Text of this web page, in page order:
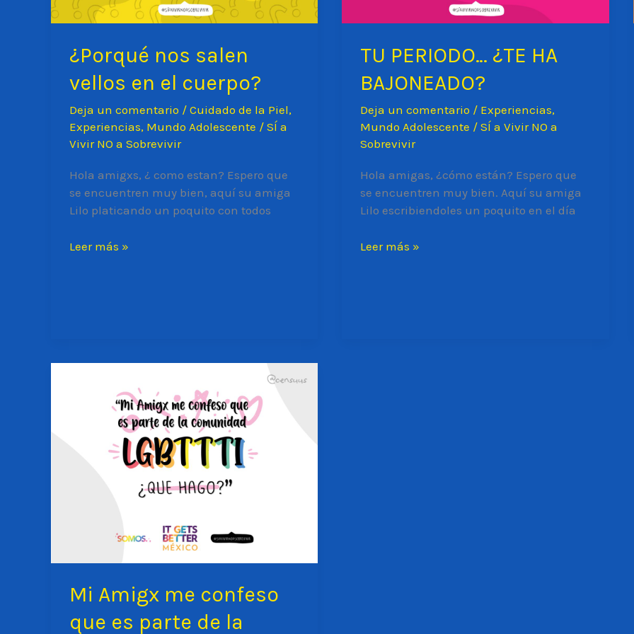
¿Porqué nos salen
vellos en el cuerpo?
Deja un comentario / Cuidado de la Piel,
Experiencias, Mundo Adolescente / SÍ a
Vivir NO a Sobrevivir
Hola amigxs, ¿ como estan? Espero que
se encuentren muy bien, aquí su amiga
Lilo platicando un poquito con todos
¿Porqué
Leer más »
TU PERIODO… ¿TE HA
BAJONEADO?
Deja un comentario / Experiencias,
Mundo Adolescente / SÍ a Vivir NO a
Sobrevivir
Hola amigas, ¿cómo están? Espero que
se encuentren muy bien. Aquí su amiga
Lilo escribiendoles un poquito en el día
TU
Leer más »
Mi Amigx me confeso
que es parte de la